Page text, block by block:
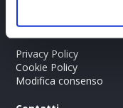
Link Utili
Privacy Policy
Cookie Policy
Modifica consenso